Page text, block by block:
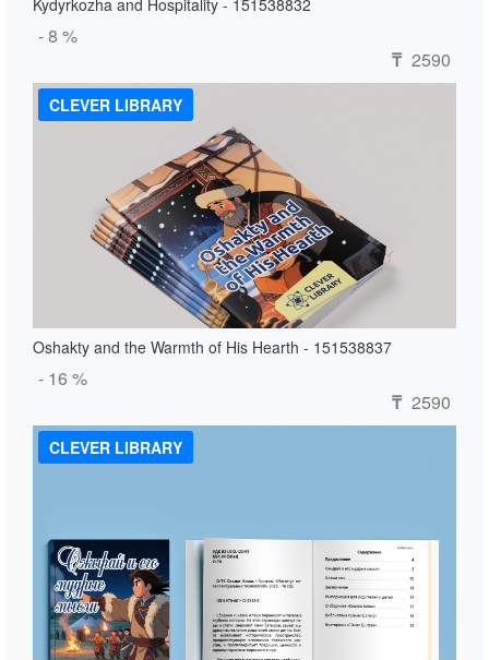
Kydyrkozha and Hospitality - 151538832
- 8 %
₸ 2590
CLEVER LIBRARY
Oshakty and the Warmth of His Hearth - 151538837
- 16 %
₸ 2590
CLEVER LIBRARY